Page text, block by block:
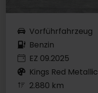
Vorführfahrzeug
Benzin
EZ 09.2025
Kings Red Metallic
2.880 km